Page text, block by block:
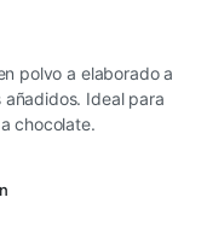
polvo a elaborado a
Ideal para
chocolate.